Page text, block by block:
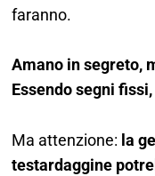
faranno.
Amano in segreto,
Essendo segni
Ma attenzione: la
testardaggine